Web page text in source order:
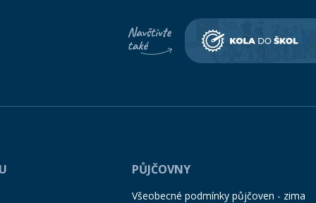
PŮJČOVNY
Všeobecné podmínky půjčoven - zima